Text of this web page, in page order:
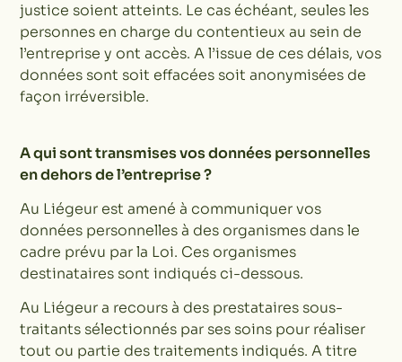
justice soient atteints. Le cas échéant, seules les
personnes en charge du contentieux au sein de
l’entreprise y ont accès. A l’issue de ces délais, vos
données sont soit effacées soit anonymisées de
façon irréversible.
A qui sont transmises vos données personnelles
en dehors de l’entreprise ?
Au Liégeur est amené à communiquer vos
données personnelles à des organismes dans le
cadre prévu par la Loi. Ces organismes
destinataires sont indiqués ci-dessous.
Au Liégeur a recours à des prestataires sous-
traitants sélectionnés par ses soins pour réaliser
tout ou partie des traitements indiqués. A titre